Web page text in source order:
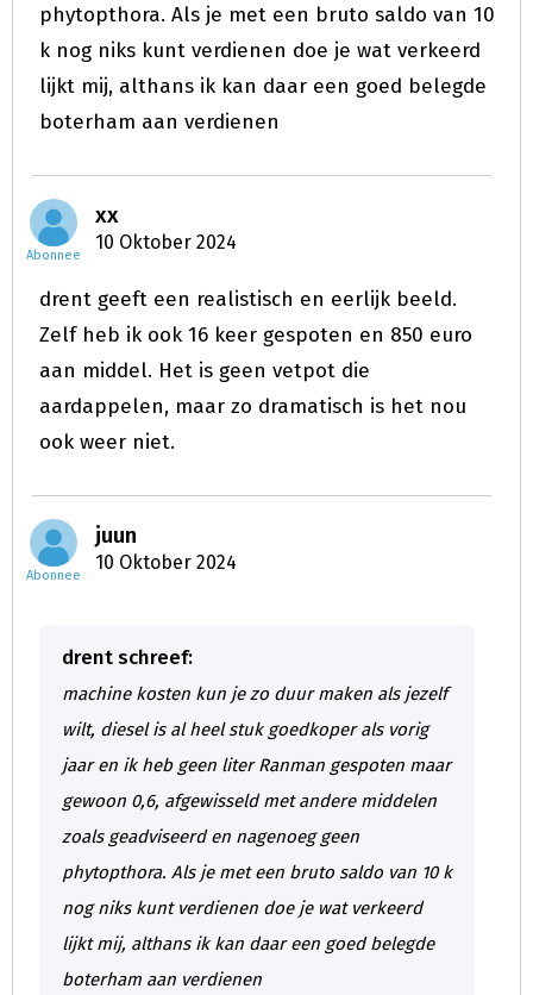
phytopthora. Als je met een bruto saldo van 10
k nog niks kunt verdienen doe je wat verkeerd
lijkt mij, althans ik kan daar een goed belegde
boterham aan verdienen
Abonnee
xx
10 Oktober 2024
drent geeft een realistisch en eerlijk beeld.
Zelf heb ik ook 16 keer gespoten en 850 euro
aan middel. Het is geen vetpot die
aardappelen, maar zo dramatisch is het nou
ook weer niet.
Abonnee
juun
10 Oktober 2024
drent schreef:
machine kosten kun je zo duur maken als jezelf
wilt, diesel is al heel stuk goedkoper als vorig
jaar en ik heb geen liter Ranman gespoten maar
gewoon 0,6, afgewisseld met andere middelen
zoals geadviseerd en nagenoeg geen
phytopthora. Als je met een bruto saldo van 10 k
nog niks kunt verdienen doe je wat verkeerd
lijkt mij, althans ik kan daar een goed belegde
boterham aan verdienen